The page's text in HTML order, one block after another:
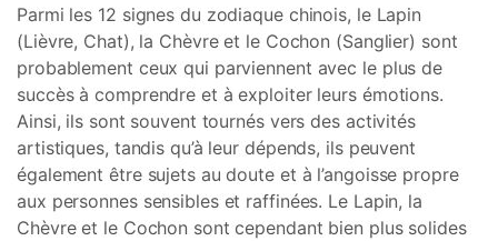
Parmi les 12 signes du zodiaque chinois, le Lapin
(Lièvre, Chat), la Chèvre et le Cochon (Sanglier) sont
probablement ceux qui parviennent avec le plus de
succès à comprendre et à exploiter leurs émotions.
Ainsi, ils sont souvent tournés vers des activités
artistiques, tandis qu’à leur dépends, ils peuvent
également être sujets au doute et à l’angoisse propre
aux personnes sensibles et raffinées. Le Lapin, la
Chèvre et le Cochon sont cependant bien plus solides